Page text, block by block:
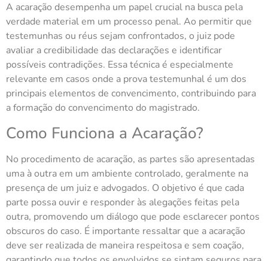
A acaração desempenha um papel crucial na busca pela
verdade material em um processo penal. Ao permitir que
testemunhas ou réus sejam confrontados, o juiz pode
avaliar a credibilidade das declarações e identificar
possíveis contradições. Essa técnica é especialmente
relevante em casos onde a prova testemunhal é um dos
principais elementos de convencimento, contribuindo para
a formação do convencimento do magistrado.
Como Funciona a Acaração?
No procedimento de acaração, as partes são apresentadas
uma à outra em um ambiente controlado, geralmente na
presença de um juiz e advogados. O objetivo é que cada
parte possa ouvir e responder às alegações feitas pela
outra, promovendo um diálogo que pode esclarecer pontos
obscuros do caso. É importante ressaltar que a acaração
deve ser realizada de maneira respeitosa e sem coação,